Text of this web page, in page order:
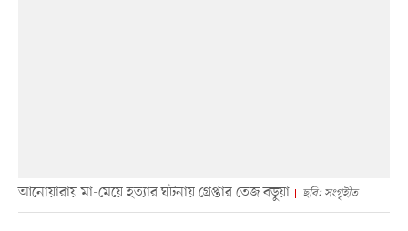
আনোয়ারায় মা-মেয়ে হত্যার ঘটনায় গ্রেপ্তার তেজ বড়ুয়া ছবি: সংগৃহীত